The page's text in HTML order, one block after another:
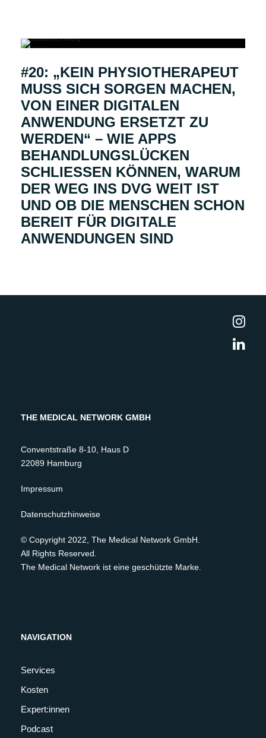
#20: „KEIN PHYSIOTHERAPEUT
MUSS SICH SORGEN MACHEN,
VON EINER DIGITALEN
ANWENDUNG ERSETZT ZU
WERDEN“ – WIE APPS
BEHANDLUNGSLÜCKEN
SCHLIESSEN KÖNNEN, WARUM D
ER WEG INS DVG WEIT IST U
ND OB DIE MENSCHEN SCHON B
EREIT FÜR DIGITALE A
NWENDUNGEN SIND
THE MEDICAL NETWORK GMBH
Conventstraße 8-10, Haus D
22089 Hamburg
Impressum
Datenschutzhinweise
© Copyright 2022, The Medical Network GmbH.
All Rights Reserved.
The Medical Network ist eine geschützte Marke.
NAVIGATION
Services
Kosten
Expert:innen
Podcast